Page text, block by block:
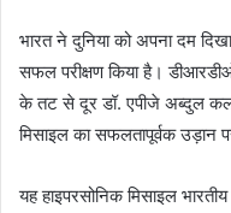
भारत ने दुनिया को अपना दम
सफल परीक्षण किया है।
के तट से दूर डॉ. एपीजे अब्दुल
मिसाइल का सफलतापूर्वक उड़ान
यह हाइपरसोनिक मिसाइल